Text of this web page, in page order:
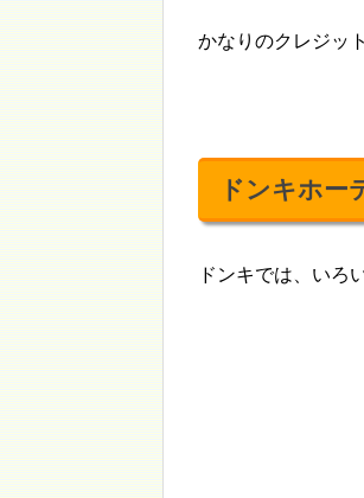
かなりのクレジッ
ドンキホー
ドンキでは、いろ